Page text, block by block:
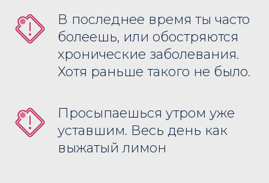
В последнее время ты часто
болеешь, или обостряются
хронические заболевания.
Хотя раньше такого не было.
Просыпаешься утром уже
уставшим. Весь день как
выжатый лимон